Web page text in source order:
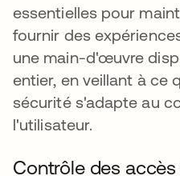
essentielles pour
fournir des
une main-d'œuvre
entier, en veillant à ce
sécurité s'adapte au
l'utilisateur.
Contrôle des